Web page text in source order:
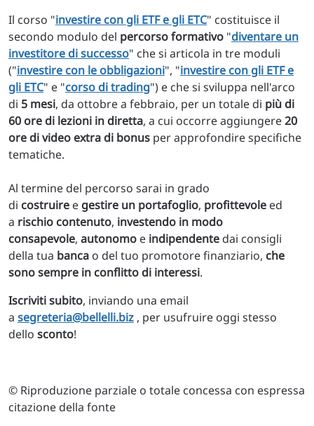
Il corso "investire con gli ETF e gli ETC" costituisce il
secondo modulo del percorso formativo "diventare un
investitore di successo" che si articola in tre moduli
("investire con le obbligazioni", "investire con gli ETF e
gli ETC" e "corso di trading") e che si sviluppa nell'arco
di 5 mesi, da ottobre a febbraio, per un totale di più di
60 ore di lezioni in diretta, a cui occorre aggiungere20
ore di video extra di bonus per approfondire specifiche
tematiche.
Al termine del percorso sarai in grado
di costruire e gestire un portafoglio, profittevole ed
a rischio contenuto, investendo in modo
consapevole, autonomo e indipendente dai consigli
della tua banca o del tuo promotore finanziario, che
sono sempre in conflitto di interessi.
Iscriviti subito, inviando una email
a segreteria@bellelli.biz , per usufruire oggi stesso
dello sconto!
© Riproduzione parziale o totale concessa con espressa
citazione della fonte